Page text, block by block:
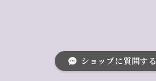
ショップに質問する